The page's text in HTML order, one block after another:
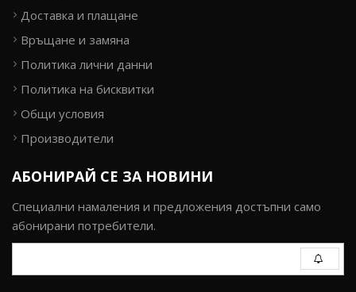
Доставка и плащане
Връщане и замяна
Политика лични данни
Политика на бисквитки
Общи условия
Производители
АБОНИРАЙ СЕ ЗА НОВИНИ
Специални намаления и предложения достъпни само
абонирани потребители.